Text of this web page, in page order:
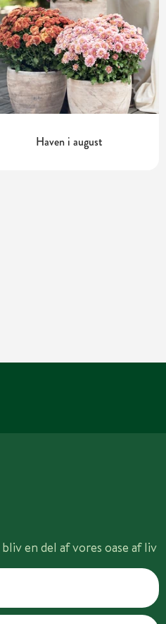
Haven i august
en del af vores oase af liv